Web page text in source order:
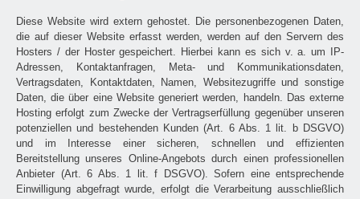
Diese Website wird extern gehostet. Die personenbezogenen Daten,
die auf dieser Website erfasst werden, werden auf den Servern des
Hosters / der Hoster gespeichert. Hierbei kann es sich v. a. um IP-
Adressen, Kontaktanfragen, Meta- und Kommunikationsdaten,
Vertragsdaten, Kontaktdaten, Namen, Websitezugriffe und sonstige
Daten, die über eine Website generiert werden, handeln. Das externe
Hosting erfolgt zum Zwecke der Vertragserfüllung gegenüber unseren
potenziellen und bestehenden Kunden (Art. 6 Abs. 1 lit. b DSGVO)
und im Interesse einer sicheren, schnellen und effizienten
Bereitstellung unseres Online-Angebots durch einen professionellen
Anbieter (Art. 6 Abs. 1 lit. f DSGVO). Sofern eine entsprechende
Einwilligung abgefragt wurde, erfolgt die Verarbeitung ausschließlich